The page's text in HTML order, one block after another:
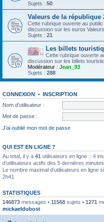
Sujets : 50
Valeurs de la république
Cette rubrique ouverte au
discussion sur les euros
Sujets : 21
Les billets
Cette rubrique ouverte
discussion sur les billets
Modérateur : Jean_93
Sujets : 288
CONNEXION • INSCRIPTION
Nom d’utilisateur :
Mot de passe :
J’ai oublié mon mot de passe
QUI EST EN LIGNE ?
Au total, il y a 41 utilisateurs en ligne :: 4
d’utilisateurs actifs des 5 dernières
Le nombre maximal d’utilisateurs en ligne
2h41
STATISTIQUES
146873 messages • 11568 sujets • 1271
mickaeldubost